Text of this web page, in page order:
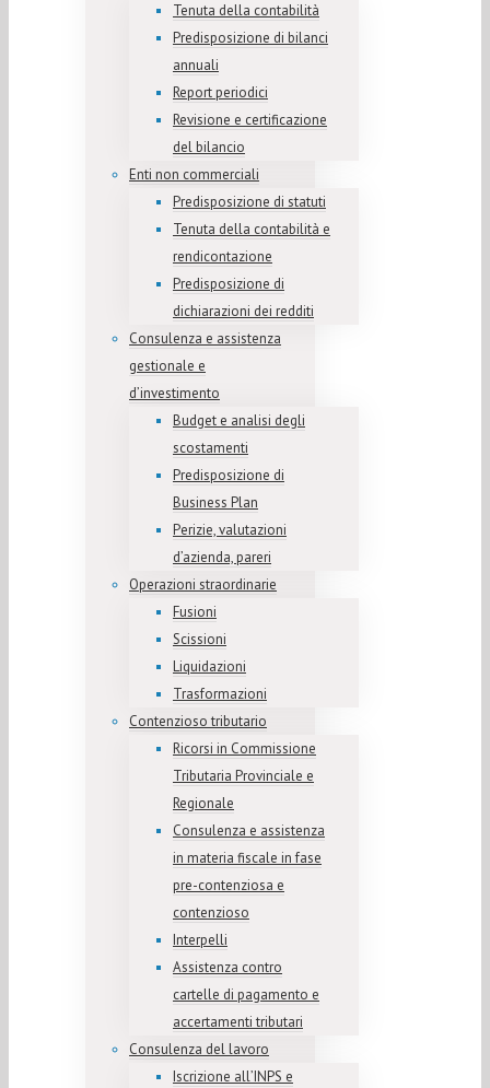
Tenuta della contabilità
Predisposizione di bilanci
annuali
Report periodici
Revisione e certificazione
del bilancio
Enti non commerciali
Predisposizione di statuti
Tenuta della contabilità e
rendicontazione
Predisposizione di
dichiarazioni dei redditi
Consulenza e assistenza
gestionale e
d’investimento
Budget e analisi degli
scostamenti
Predisposizione di
Business Plan
Perizie, valutazioni
d’azienda, pareri
Operazioni straordinarie
Fusioni
Scissioni
Liquidazioni
Trasformazioni
Contenzioso tributario
Ricorsi in Commissione
Tributaria Provinciale e
Regionale
Consulenza e assistenza
in materia fiscale in fase
pre-contenziosa e
contenzioso
Interpelli
Assistenza contro
cartelle di pagamento e
accertamenti tributari
Consulenza del lavoro
Iscrizione all’INPS e